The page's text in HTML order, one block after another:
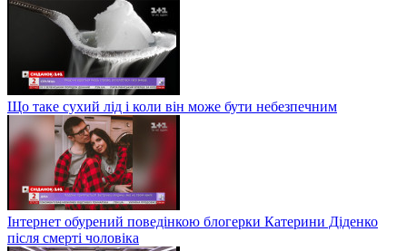
Що таке сухий лід і коли він може бути небезпечним
Інтернет обурений поведінкою блогерки Катерини Діденко
після смерті чоловіка